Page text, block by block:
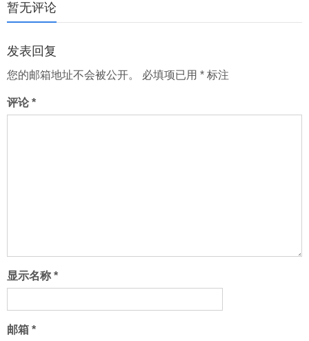
暂无评论
发表回复
您的邮箱地址不会被公开。 必填项已用 * 标注
评论*
显示名称 *
邮箱 *